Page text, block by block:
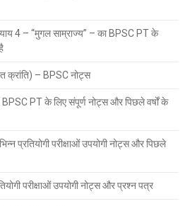
4 – “मुगल साम्राज्य” – का BPSC PT के
क्रांति) – BPSC नोट्स
PT के लिए संपूर्ण नोट्स और पिछले वर्षों के
प्रतियोगी परीक्षाओं उपयोगी नोट्स और पिछले
परीक्षाओं उपयोगी नोट्स और प्रश्न पत्र